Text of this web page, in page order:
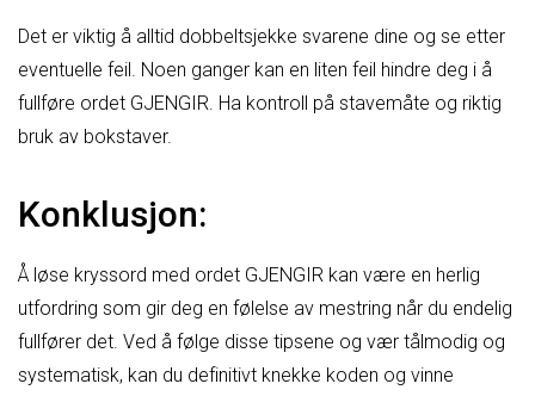
Det er viktig å alltid dobbeltsjekke svarene dine og se etter
eventuelle feil. Noen ganger kan en liten feil hindre deg i å
fullføre ordet GJENGIR. Ha kontroll på stavemåte og riktig
bruk av bokstaver.
Konklusjon:
Å løse kryssord med ordet GJENGIR kan være en herlig
utfordring som gir deg en følelse av mestring når du endelig
fullfører det. Ved å følge disse tipsene og vær tålmodig og
systematisk, kan du definitivt knekke koden og vinne